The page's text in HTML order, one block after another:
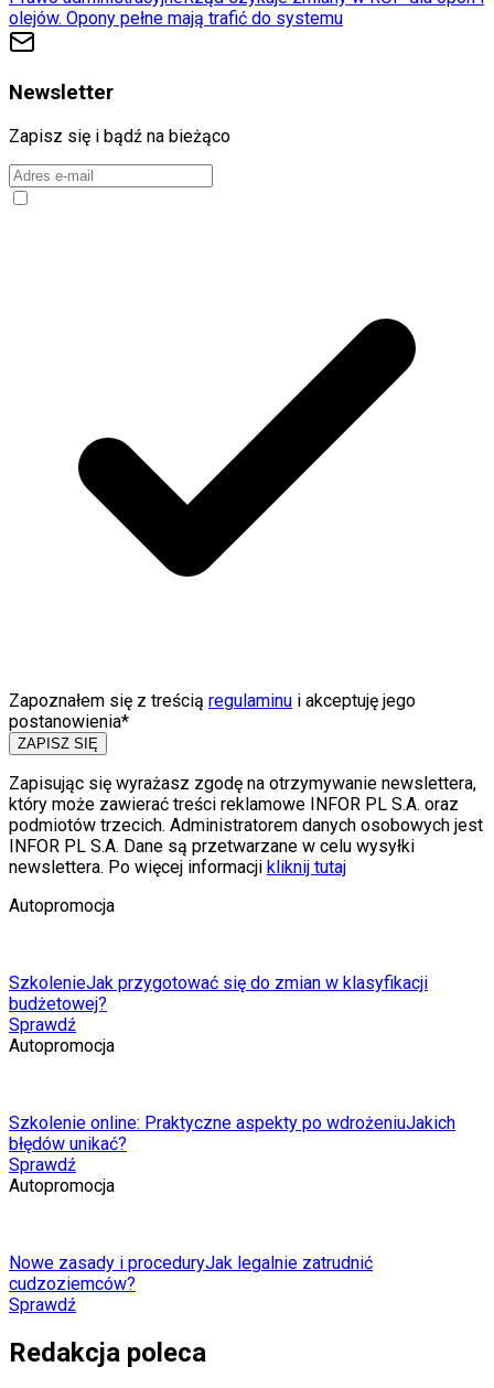
olejów. Opony pełne mają trafić do systemu
Newsletter
Zapisz się i bądź na bieżąco
Zapoznałem się z treścią regulaminu i akceptuję jego
postanowienia*
ZAPISZ SIĘ
Zapisując się wyrażasz zgodę na otrzymywanie newslettera,
który może zawierać treści reklamowe INFOR PL S.A. oraz
podmiotów trzecich. Administratorem danych osobowych jest
INFOR PL S.A. Dane są przetwarzane w celu wysyłki
newslettera. Po więcej informacji kliknij tutaj
Autopromocja
SzkolenieJak przygotować się do zmian w klasyfikacji
budżetowej?
Sprawdź
Autopromocja
Szkolenie online: Praktyczne aspekty po wdrożeniuJakich
błędów unikać?
Sprawdź
Autopromocja
Nowe zasady i proceduryJak legalnie zatrudnić
cudzoziemców?
Sprawdź
Redakcja poleca